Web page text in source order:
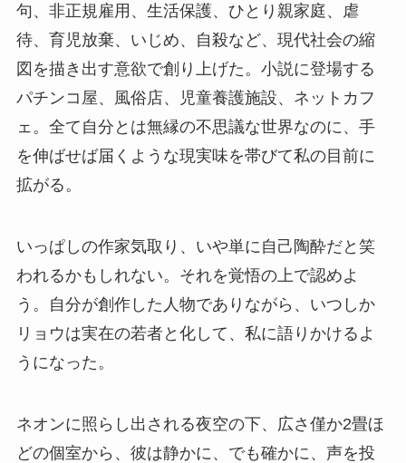
句、非正規雇用、生活保護、ひとり親家庭、虐
待、育児放棄、いじめ、自殺など、現代社会の縮
図を描き出す意欲で創り上げた。小説に登場する
パチンコ屋、風俗店、児童養護施設、ネットカフ
ェ。全て自分とは無縁の不思議な世界なのに、手
を伸ばせば届くような現実味を帯びて私の目前に
拡がる。
いっぱしの作家気取り、いや単に自己陶酔だと笑
われるかもしれない。それを覚悟の上で認めよ
う。自分が創作した人物でありながら、いつしか
リョウは実在の若者と化して、私に語りかけるよ
うになった。
ネオンに照らし出される夜空の下、広さ僅か2畳ほ
どの個室から、彼は静かに、でも確かに、声を投